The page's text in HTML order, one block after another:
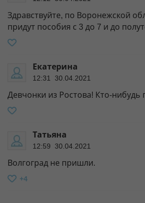
Здравствуйте, по Воронежской
придут пособия с 3 до 7 и до
Екатерина
12:31 30.04.2021
Девчонки из Ростова! Кто-нибудь
Татьяна
12:59 30.04.2021
Волгоград не пришли.
+4